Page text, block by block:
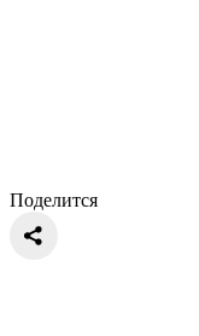
Поделится